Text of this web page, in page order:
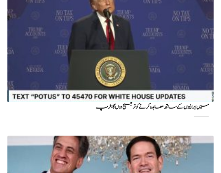
میں ایرانیوں کے ساتھ معاہدہ کرنے کو ترجیح دوں گا : ٹرمپ